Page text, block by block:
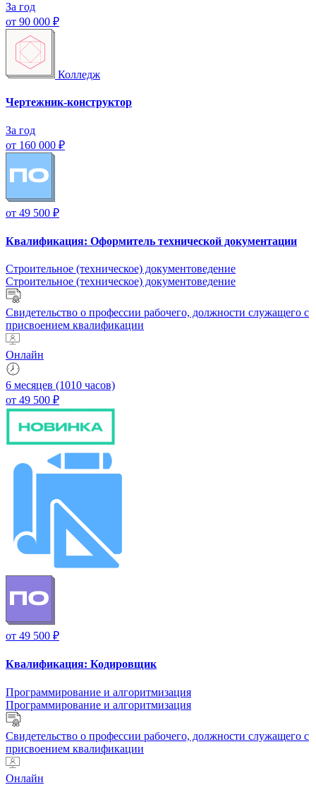
За год
от 90 000 ₽
Колледж
Чертежник-конструктор
За год
от 160 000 ₽
от 49 500 ₽
Квалификация: Оформитель технической документации
Строительное (техническое) документоведение
Строительное (техническое) документоведение
Свидетельство о профессии рабочего, должности служащего с
присвоением квалификации
Онлайн
6 месяцев (1010 часов)
от 49 500 ₽
от 49 500 ₽
Квалификация: Кодировщик
Программирование и алгоритмизация
Программирование и алгоритмизация
Свидетельство о профессии рабочего, должности служащего с
присвоением квалификации
Онлайн